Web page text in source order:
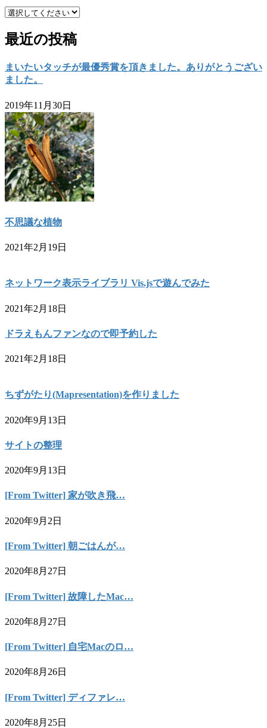
最近の投稿
まいたいタッチが最優秀賞を頂きました。ありがとうござい
ました。
2019年11月30日
不思議な植物
2021年2月19日
ネットワーク表示ライブラリ Vis.jsで遊んでみた
2021年2月18日
ドラえもんファンなので即予約した
2021年2月18日
ちずがたり(Mapresentation)を作りました
2020年9月13日
サイトの整理
2020年9月13日
[From Twitter] 家が吹き飛…
2020年9月2日
[From Twitter] 朝ごはんが…
2020年8月27日
[From Twitter] 故障したMac…
2020年8月27日
[From Twitter] 自宅Macのロ…
2020年8月26日
[From Twitter] ディファレ…
2020年8月25日